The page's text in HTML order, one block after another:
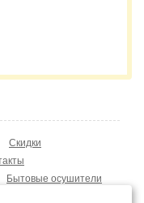
Скидки
Бытовые осушители